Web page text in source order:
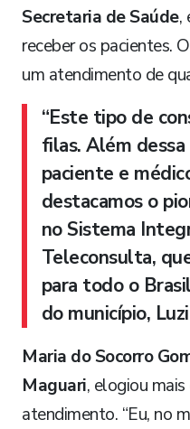
Secretaria de Saúde,
receber os pacientes.
um atendimento de
“Este tipo de
filas. Além
paciente e
destacamos o
no Sistema
Teleconsulta,
para todo o
do município,
Maria do Socorro
Maguari, elogiou
atendimento. “Eu, no